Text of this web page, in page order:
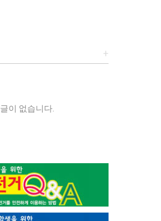
+
글이 없습니다.